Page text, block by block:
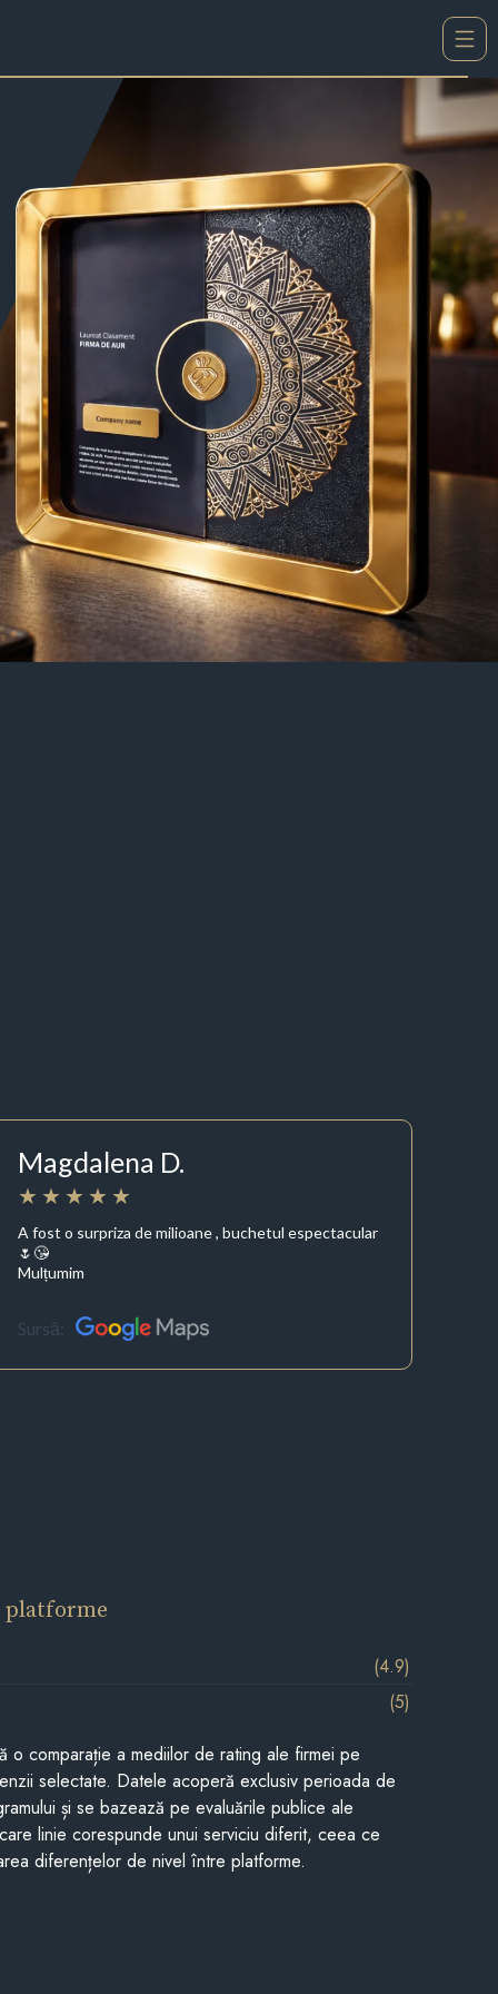
Magdalena D.
A fost o surpriza de milioane , buchetul espectacular
🌷😘
Mulțumim
Sursă:
platforme
(4.9)
(5)
o comparație a mediilor de rating ale firmei pe
selectate. Datele acoperă exclusiv perioada de
și se bazează pe evaluările publice ale
linie corespunde unui serviciu diferit, ceea ce
diferențelor de nivel între platforme.